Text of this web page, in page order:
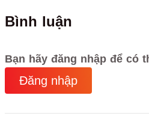
Bình luận
Bạn hãy đăng nhập để có
Đăng nhập